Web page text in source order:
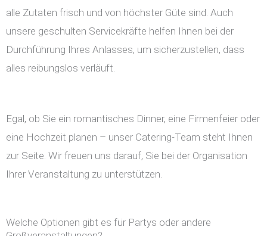
alle Zutaten frisch und von höchster Güte sind. Auch
unsere geschulten Servicekräfte helfen Ihnen bei der
Durchführung Ihres Anlasses, um sicherzustellen, dass
alles reibungslos verläuft.
Egal, ob Sie ein romantisches Dinner, eine Firmenfeier oder
eine Hochzeit planen – unser Catering-Team steht Ihnen
zur Seite. Wir freuen uns darauf, Sie bei der Organisation
Ihrer Veranstaltung zu unterstützen.
Welche Optionen gibt es für Partys oder andere